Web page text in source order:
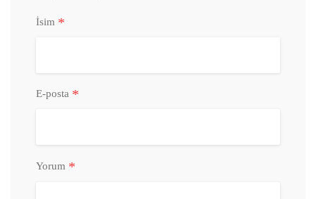
İsim *
E-posta *
Yorum *